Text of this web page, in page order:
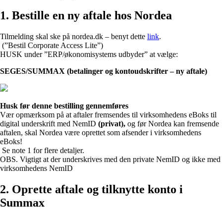
1. Bestille en ny aftale hos Nordea
Tilmelding skal ske på nordea.dk – benyt dette link.
(”Bestil Corporate Access Lite”)
HUSK under ”ERP/økonomisystems udbyder” at vælge:
SEGES/SUMMAX (betalinger og kontoudskrifter – ny aftale)
Husk før denne bestilling gennemføres
Vær opmærksom på at aftaler fremsendes til virksomhedens eBoks til
digital underskrift med NemID (privat), og før Nordea kan fremsende
aftalen, skal Nordea være oprettet som afsender i virksomhedens
eBoks!
Se note 1 for flere detaljer.
OBS. Vigtigt at der underskrives med den private NemID og ikke med
virksomhedens NemID
2. Oprette aftale og tilknytte konto i
Summax